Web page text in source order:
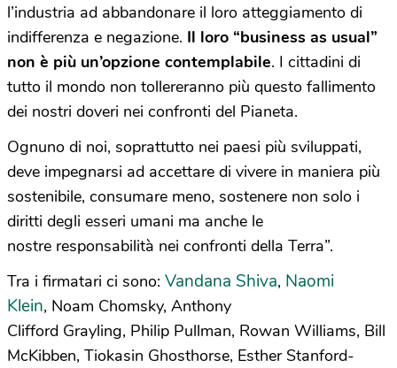
l’industria ad abbandonare il loro atteggiamento di
indifferenza e negazione. Il loro “business as usual”
non è più un’opzione contemplabile. I cittadini di
tutto il mondo non tollereranno più questo fallimento
dei nostri doveri nei confronti del Pianeta.
Ognuno di noi, soprattutto nei paesi più sviluppati,
deve impegnarsi ad accettare di vivere in maniera più
sostenibile, consumare meno, sostenere non solo i
diritti degli esseri umani ma anche le
nostre responsabilità nei confronti della Terra”.
Tra i firmatari ci sono: Vandana Shiva, Naomi
Klein, Noam Chomsky, Anthony
Clifford Grayling, Philip Pullman, Rowan Williams, Bill
McKibben, Tiokasin Ghosthorse, Esther Stanford-